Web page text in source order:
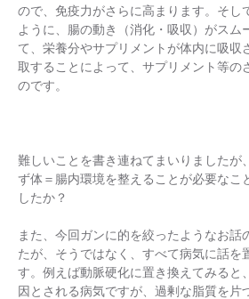
ので、免疫力がさらに高まります。そし
ように、腸の動き（消化・吸収）がスム
て、栄養分やサプリメントが体内に吸収
取することによって、サプリメント等の
のです。
難しいことを書き連ねてまいりましたが
ず体＝腸内環境を整えることが必要なこ
したか？
また、今回ガンに的を絞ったようなお話
たが、そうではなく、すべて病気に話を
す。例えば動脈硬化に置き換えてみると
因とされる病気ですが、過剰な脂質を片